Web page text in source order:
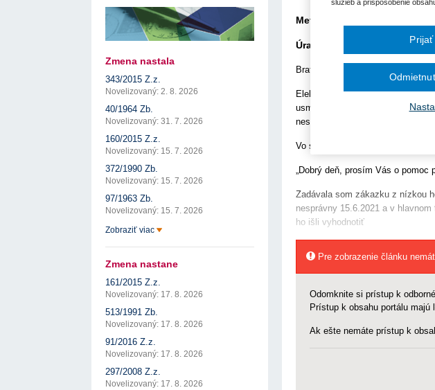
Týždenný súhrn výstupov ÚVO za 27. týždeň
17. 7. 2026
Úrad pre verejné obstarávanie
Zelené obstarávanie naráža na bariéry aj obavy
Predseda ÚVO prehodnotil rozhodnutia týkajúce sa
konfliktu záujmov
8. 7. 2026
prezentáciu kultúr...
22. 1. 2026
Otvorenie výzvy na predkladanie žiadostí o dotácie
Výzva na poskytnutie služieb pre zhotovenie analýzy
Tretia výzva v Interreg Programe dunajského
Metodické usmernenie
Úradu pre verejné
Bratislava: 28.06.2021
Elektronickou poštou zo dňa
usmernenie k aplikácii zákona č.
neskorších predpisov (ďalej len
Vo svojej žiadosti uvádzate, že:
„Dobrý deň, prosím Vás o pomoc
Zadávala som zákazku z nízkou
nesprávny 15.6.2021 a v
ho išli vyhodnotiť
Pre zobrazenie článku
Odomknite si prístup k
Prístup k obsahu portálu
Ak ešte nemáte prístup k
Zmena nastala
343/2015 Z.z.
Novelizovaný: 2. 8. 2026
40/1964 Zb.
Novelizovaný: 31. 7. 2026
160/2015 Z.z.
Novelizovaný: 15. 7. 2026
372/1990 Zb.
Novelizovaný: 15. 7. 2026
97/1963 Zb.
Novelizovaný: 15. 7. 2026
Zobraziť viac
Zmena nastane
161/2015 Z.z.
Novelizovaný: 17. 8. 2026
513/1991 Zb.
Novelizovaný: 17. 8. 2026
91/2016 Z.z.
Novelizovaný: 17. 8. 2026
297/2008 Z.z.
Novelizovaný: 17. 8. 2026
služieb a prispôsobenie